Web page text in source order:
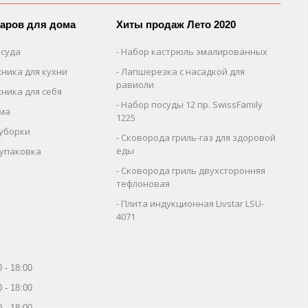
для дома
для кухни
для себя
Хиты продаж Лето 2020
Набор кастрюль эмалированных
Лапшерезка с насадкой для
равиоли
Набор посуды 12 пр. SwissFamily
1225
Сковорода гриль-газ для здоровой
еды
Сковорода гриль двухсторонняя
тефлоновая
Плита индукционная Livstar LSU-
4071
18:00
18:00